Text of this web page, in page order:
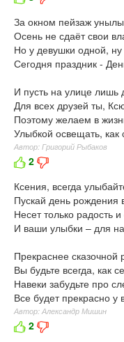
За окном пейзаж
Осень не сдаёт свои
Но у девушки одной,
Сегодня праздник -
И пусть на улице лишь
Для всех друзей ты,
Поэтому желаем в
Улыбкой освещать, как
Автор: Григорий Рыбаков
2
Ксения, всегда
Пускай день рождения
Несет только радость и
И ваши улыбки – для
Прекраснее сказочной
Вы будьте всегда, как
Навеки забудьте про
Все будет прекрасно у
Автор: Александр Мишин
2